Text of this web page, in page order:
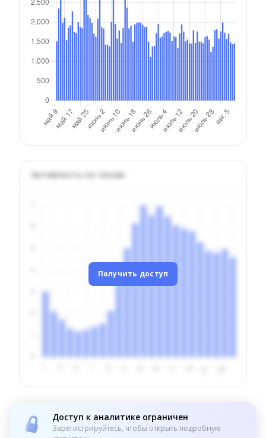
Активность по часам
Получить доступ
Доступ к аналитике ограничен
Зарегистрируйтесь, чтобы открыть подробную